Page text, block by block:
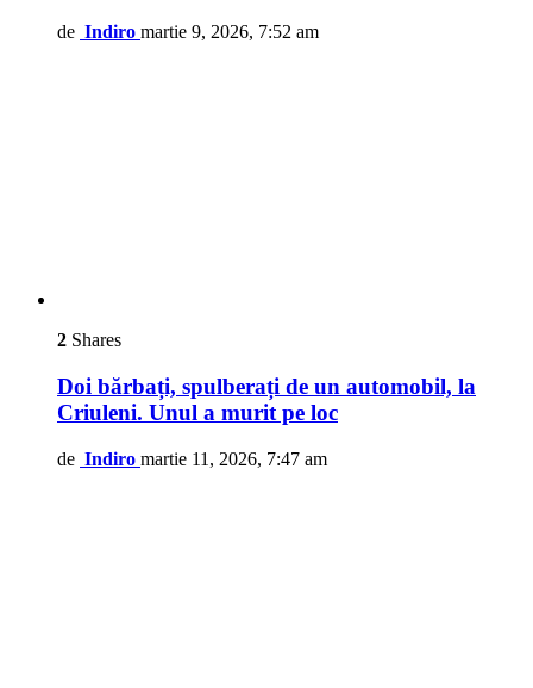
de Indiro martie 9, 2026, 7:52 am
2 Shares
Doi bărbați, spulberați de un automobil, la
Criuleni. Unul a murit pe loc
de Indiro martie 11, 2026, 7:47 am